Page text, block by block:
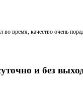
во время, качество очень
и без